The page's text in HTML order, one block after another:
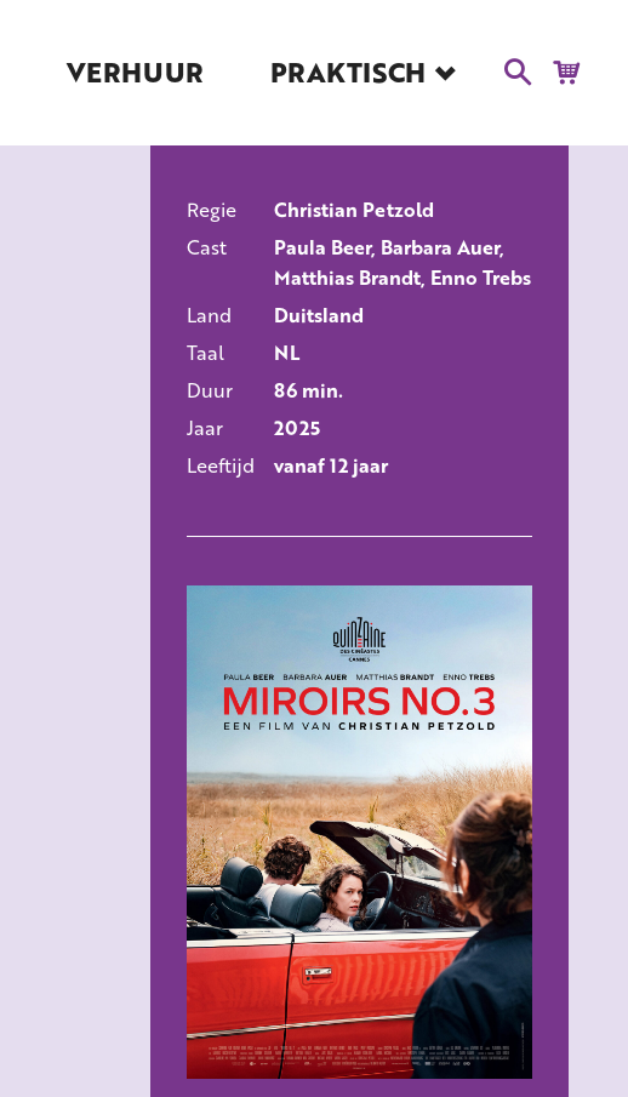
VERHUUR PRAKTISCH
Blog
Educatie
Kaartverkoop en
Tarieven
Over Het Ketelhuis
ALLE FILMS
Regie
Christian Petzold
Cast
Paula Beer, Barbara Auer,
Matthias Brandt, Enno Trebs
Land
Duitsland
Taal
NL
Duur
86 min.
Jaar
2025
Leeftijd
vanaf 12 jaar